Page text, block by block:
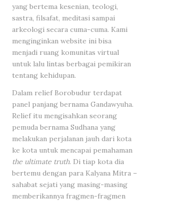
yang bertema kesenian, teologi,
sastra, filsafat, meditasi sampai
arkeologi secara cuma-cuma. Kami
menginginkan website ini bisa
menjadi ruang komunitas virtual
untuk lalu lintas berbagai pemikiran
tentang kehidupan.
Dalam relief Borobudur terdapat
panel panjang bernama Gandawyuha.
Relief itu mengisahkan seorang
pemuda bernama Sudhana yang
melakukan perjalanan jauh dari kota
ke kota untuk mencapai pemahaman
the ultimate truth. Di tiap kota dia
bertemu dengan para Kalyana Mitra –
sahabat sejati yang masing-masing
memberikannya fragmen-fragmen